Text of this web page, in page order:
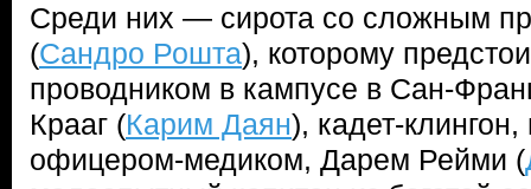
Среди них — сирота со сложным
(Сандро Рошта), которому
проводником в кампусе в Сан-
Крааг (Карим Даян), кадет-
офицером-медиком, Дарем Рейми (